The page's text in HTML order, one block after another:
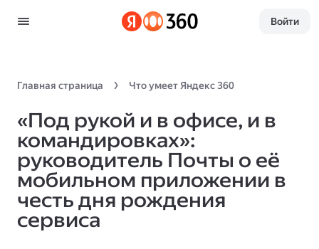
Войти
Главная страница Что умеет Яндекс 360
«Под рукой и в офисе, и в
командировках»:
руководитель Почты о её
мобильном приложении в
честь дня рождения
сервиса